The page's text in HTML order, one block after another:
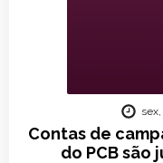
Contas de
do PCB são